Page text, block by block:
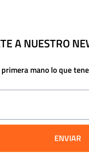
A NUESTRO
mano lo que
ENVIAR